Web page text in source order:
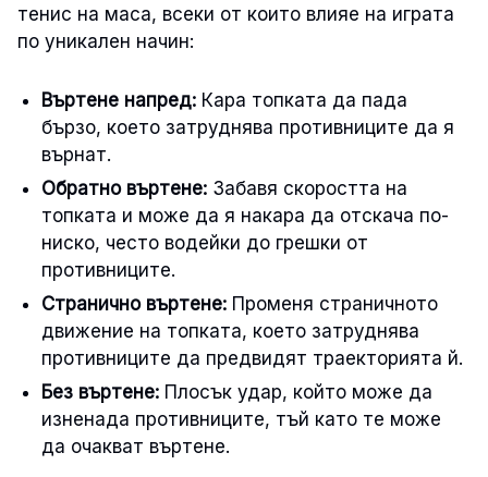
тенис на маса, всеки от които влияе на играта
по уникален начин:
Въртене напред: Кара топката да пада
бързо, което затруднява противниците да я
върнат.
Обратно въртене: Забавя скоростта на
топката и може да я накара да отскача по-
ниско, често водейки до грешки от
противниците.
Странично въртене: Променя страничното
движение на топката, което затруднява
противниците да предвидят траекторията й.
Без въртене: Плосък удар, който може да
изненада противниците, тъй като те може
да очакват въртене.